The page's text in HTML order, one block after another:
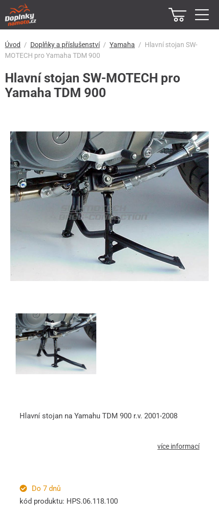
Úvod Doplňky a příslušenství Yamaha
Hlavní stojan SW-
MOTECH pro Yamaha TDM 900
Hlavní stojan SW-MOTECH pro
Yamaha TDM 900
Hlavní stojan na Yamahu TDM 900 r.v. 2001-2008
více informací
Do 7 dnů
kód produktu: HPS.06.118.100